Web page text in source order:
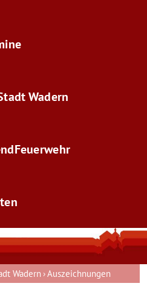
Wadern
Feuerwehr
Wadern Auszeichnungen